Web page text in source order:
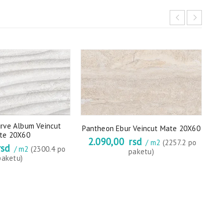
Album Veincut
20X60
/ m2 (2300.4 po
Pantheon Ebur Veincut Mate 20X60
2.090,00 rsd / m2 (2257.2 po
paketu)